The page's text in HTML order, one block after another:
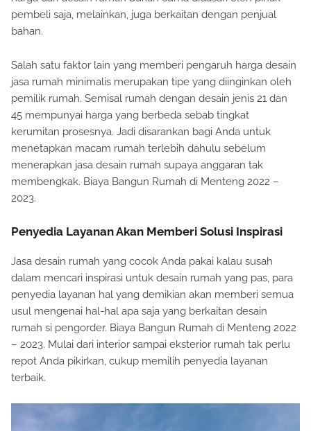
pembeli saja, melainkan, juga berkaitan dengan penjual
bahan.
Salah satu faktor lain yang memberi pengaruh harga desain
jasa rumah minimalis merupakan tipe yang diinginkan oleh
pemilik rumah. Semisal rumah dengan desain jenis 21 dan
45 mempunyai harga yang berbeda sebab tingkat
kerumitan prosesnya. Jadi disarankan bagi Anda untuk
menetapkan macam rumah terlebih dahulu sebelum
menerapkan jasa desain rumah supaya anggaran tak
membengkak. Biaya Bangun Rumah di Menteng 2022 –
2023.
Penyedia Layanan Akan Memberi Solusi Inspirasi
Jasa desain rumah yang cocok Anda pakai kalau susah
dalam mencari inspirasi untuk desain rumah yang pas, para
penyedia layanan hal yang demikian akan memberi semua
usul mengenai hal-hal apa saja yang berkaitan desain
rumah si pengorder. Biaya Bangun Rumah di Menteng 2022
– 2023. Mulai dari interior sampai eksterior rumah tak perlu
repot Anda pikirkan, cukup memilih penyedia layanan
terbaik.